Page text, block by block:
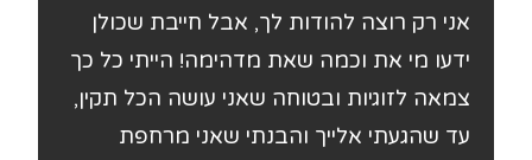
אני רק רוצה להודות לך, אבל חייבת שכולן
ידעו מי את וכמה שאת מדהימה! הייתי כל כך
צמאה לזוגיות ובטוחה שאני עושה הכל תקין,
עד שהגעתי אלייך והבנתי שאני מרחפת